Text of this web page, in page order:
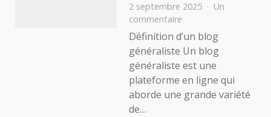
2 septembre 2025
Un
commentaire
blog
généraliste
pour
aider
les
internautes
Définition d’un blog
généraliste Un blog
généraliste est une
plateforme en ligne qui
aborde une grande variété
de…